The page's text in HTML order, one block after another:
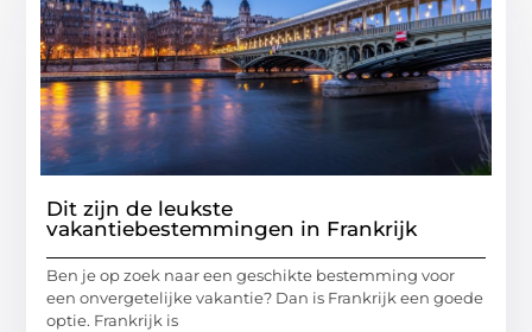
Dit zijn de leukste
vakantiebestemmingen in Frankrijk
Ben je op zoek naar een geschikte bestemming voor
een onvergetelijke vakantie? Dan is Frankrijk een goede
optie. Frankrijk is